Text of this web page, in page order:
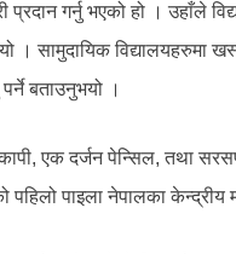
गर्नु भएको हो । उहाँले
। सामुदायिक विद्यालयहरुमा
बताउनुभयो ।
एक दर्जन पेन्सिल, तथा
पाइला नेपालका केन्द्रीय